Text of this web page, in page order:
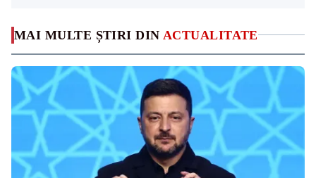
MAI MULTE ȘTIRI DIN ACTUALITATE